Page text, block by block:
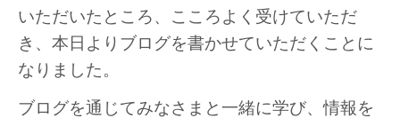
いただいたところ、こころよく受けていただ
き、本日よりブログを書かせていただくことに
なりました。
ブログを通じてみなさまと一緒に学び、情報を